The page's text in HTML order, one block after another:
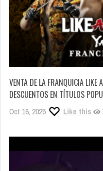
VENTA DE LA FRANQUICIA LIKE
DESCUENTOS EN TÍTULOS
Oct 16, 2025 Like this